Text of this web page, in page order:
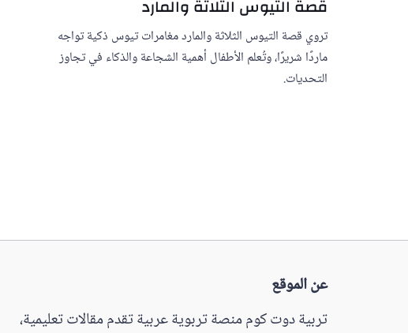
قصة التيوس الثلاثة والمارد
تروي قصة التيوس الثلاثة والمارد مغامرات تيوس ذكية تواجه
ماردًا شريرًا، وتُعلم الأطفال أهمية الشجاعة والذكاء في تجاوز
التحديات.
عن الموقع
تربية دوت كوم منصة تربوية عربية تقدم مقالات تعليمية،